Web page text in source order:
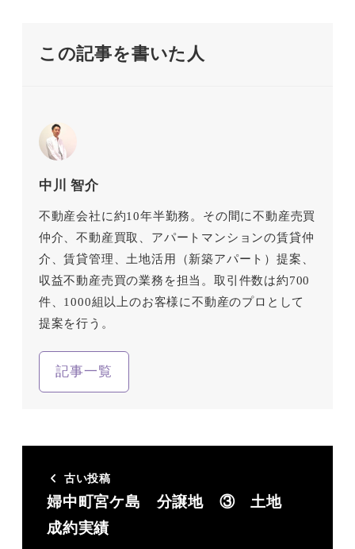
この記事を書いた人
中川 智介
不動産会社に約10年半勤務。その間に不動産売買
仲介、不動産買取、アパートマンションの賃貸仲
介、賃貸管理、土地活用（新築アパート）提案、
収益不動産売買の業務を担当。取引件数は約700
件、1000組以上のお客様に不動産のプロとして
提案を行う。
記事一覧
古い投稿
婦中町宮ケ島 分譲地 ③ 土地
成約実績